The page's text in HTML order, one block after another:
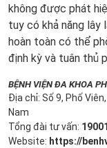
không được phát
tuy có khả năng lây
hoàn toàn có thể
định kỳ và tuân thủ
BỆNH VIỆN ĐA KHOA
Địa chỉ: Số 9, Phố
Nam
Tổng đài tư vấn:
Website: https://